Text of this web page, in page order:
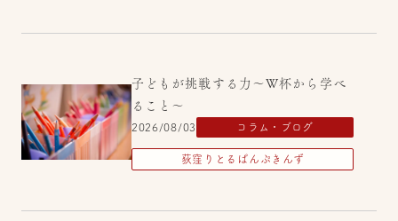
子どもが挑戦する力～W杯から学べ
ること～
2026/08/03 コラム・ブログ
荻窪りとるぱんぷきんず